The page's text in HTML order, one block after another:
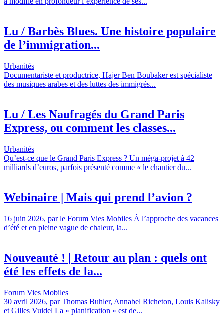
Lu / Barbès Blues. Une histoire populaire
de l’immigration...
Urbanités
Documentariste et productrice, Hajer Ben Boubaker est spécialiste
des musiques arabes et des luttes des immigrés...
Lu / Les Naufragés du Grand Paris
Express, ou comment les classes...
Urbanités
Qu’est-ce que le Grand Paris Express ? Un méga-projet à 42
milliards d’euros, parfois présenté comme « le chantier du...
Webinaire | Mais qui prend l’avion ?
16 juin 2026, par le Forum Vies Mobiles À l’approche des vacances
d’été et en pleine vague de chaleur, la...
Nouveauté ! | Retour au plan : quels ont
été les effets de la...
Forum Vies Mobiles
30 avril 2026, par Thomas Buhler, Annabel Richeton, Louis Kalisky
et Gilles Vuidel La « planification » est de...